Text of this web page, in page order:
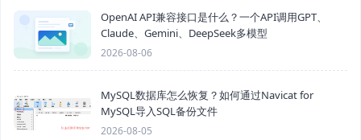
OpenAI API兼容接口是什么？一个API调用GPT、
Claude、Gemini、DeepSeek多模型
2026-08-06
MySQL数据库怎么恢复？如何通过Navicat for
MySQL导入SQL备份文件
2026-08-05